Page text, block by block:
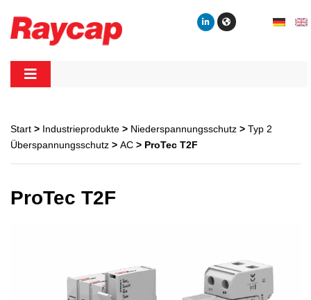
content
Start > Industrieprodukte > Niederspannungsschutz > Typ 2
Überspannungsschutz > AC > ProTec T2F
ProTec T2F